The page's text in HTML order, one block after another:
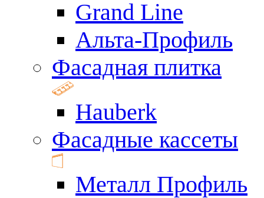
Grand Line
Альта-Профиль
Фасадная плитка
Hauberk
Фасадные кассеты
Металл Профиль